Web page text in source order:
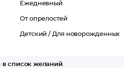
Ежедневный
От опрелостей
Детский /Для новорожденных
в список желаний